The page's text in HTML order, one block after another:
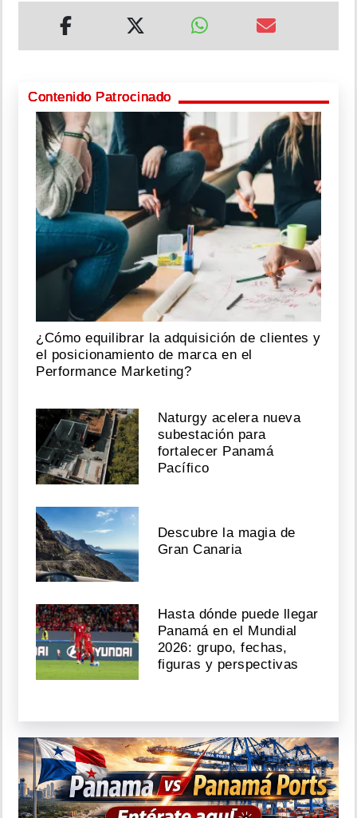
Contenido Patrocinado
¿Cómo equilibrar la adquisición de clientes y
el posicionamiento de marca en el
Performance Marketing?
Naturgy acelera nueva
subestación para
fortalecer Panamá
Pacífico
Descubre la magia de
Gran Canaria
Hasta dónde puede llegar
Panamá en el Mundial
2026: grupo, fechas,
figuras y perspectivas